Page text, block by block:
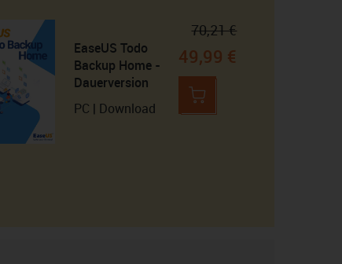
EaseUS Todo
Backup Home -
Dauerversion
PC | Download
49,99 €
70,21 €